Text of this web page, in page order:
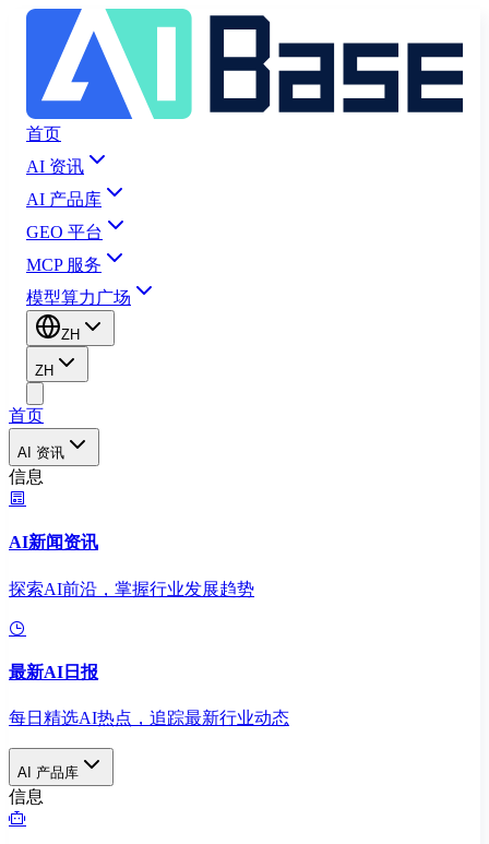
首页
AI 资讯
AI 产品库
GEO 平台
MCP 服务
模型算力广场
ZH
ZH
首页
AI 资讯
信息
AI新闻资讯
探索AI前沿，掌握行业发展趋势
最新AI日报
每日精选AI热点，追踪最新行业动态
AI 产品库
信息